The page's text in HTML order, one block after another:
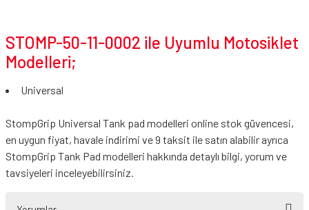
STOMP-50-11-0002 ile Uyumlu Motosiklet
Modelleri;
Universal
StompGrip Universal Tank pad modelleri online stok güvencesi,
en uygun fiyat, havale indirimi ve 9 taksit ile satın alabilir ayrıca
StompGrip Tank Pad modelleri hakkında detaylı bilgi, yorum ve
tavsiyeleri inceleyebilirsiniz.